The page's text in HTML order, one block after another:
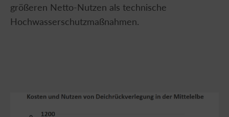
größeren Netto-Nutzen als technische
Hochwasserschutzmaßnahmen.